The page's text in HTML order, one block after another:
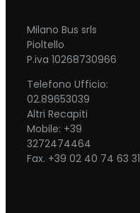
Milano Bus srls
Pioltello
P.iva 10268730966
Telefono Ufficio:
02.89653039
Altri Recapiti
Mobile: +39
3272474464
Fax. +39 02 40 74 63 31